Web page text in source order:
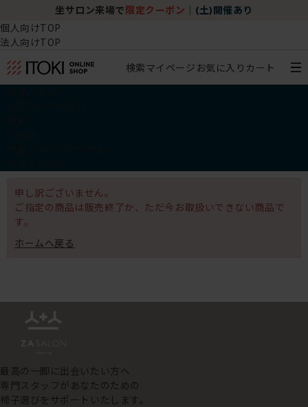
坐サロン来場で 限定クーポン (土)開催あり
個人向けTOP
法人向けTOP
検索マイページ お気に入り カート
申し訳ございません。
ご指定の商品は販売終了か、ただ今お取扱いできない商品で
す。
ホームへ戻る
最高の一脚に出会いたい方へ
専門スタッフがあなたのための
椅子選びをサポートいたします。